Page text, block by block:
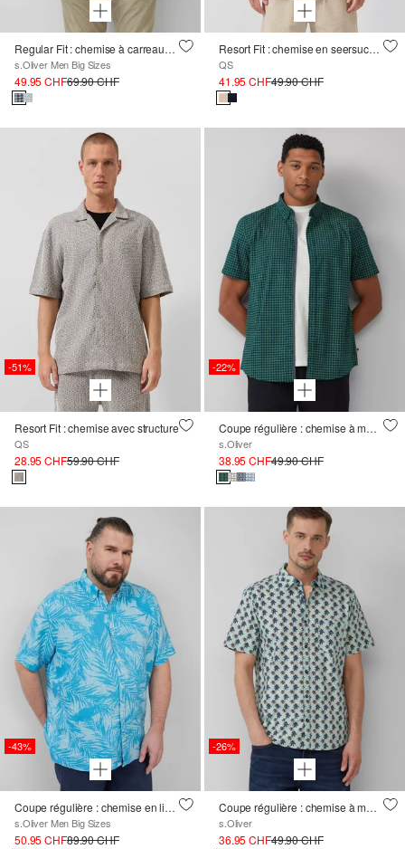
Regular Fit : chemise à carreaux avec poche de poitrine en coton stretch
s.Oliver Men Big Sizes
49.95 CHF69.90 CHF
Resort Fit : chemise en seersucker
QS
41.95 CHF49.90 CHF
-51%
Resort Fit : chemise avec structure
QS
28.95 CHF59.90 CHF
-22%
Coupe régulière : chemise à manches courtes en coton à motifs avec col boutonné
s.Oliver
38.95 CHF49.90 CHF
-43%
Coupe régulière : chemise en lin à manches courtes à motifs
s.Oliver Men Big Sizes
50.95 CHF89.90 CHF
-26%
Coupe régulière : chemise à manches courtes à motifs en coton extensible
s.Oliver
36.95 CHF49.90 CHF